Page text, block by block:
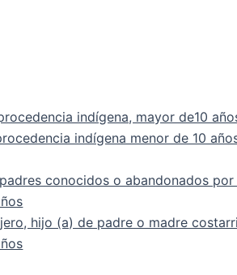
indígena, mayor de10
indígena menor de 10
conocidos o abandonados
hijo (a) de padre o madre